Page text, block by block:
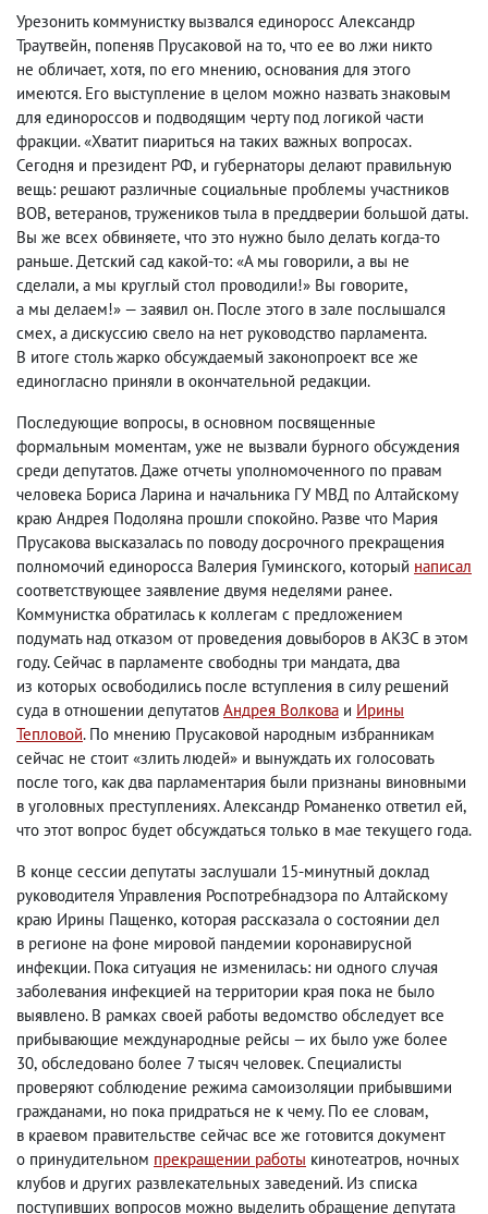
Урезонить коммунистку вызвался единоросс Александр
Траутвейн, попеняв Прусаковой на то, что ее во лжи никто
не обличает, хотя, по его мнению, основания для этого
имеются. Его выступление в целом можно назвать знаковым
для единороссов и подводящим черту под логикой части
фракции. «Хватит пиариться на таких важных вопросах.
Сегодня и президент РФ, и губернаторы делают правильную
вещь: решают различные социальные проблемы участников
ВОВ, ветеранов, тружеников тыла в преддверии большой даты.
Вы же всех обвиняете, что это нужно было делать когда-то
раньше. Детский сад какой-то: «А мы говорили, а вы не
сделали, а мы круглый стол проводили!» Вы говорите,
а мы делаем!» — заявил он. После этого в зале послышался
смех, а дискуссию свело на нет руководство парламента.
В итоге столь жарко обсуждаемый законопроект все же
единогласно приняли в окончательной редакции.
Последующие вопросы, в основном посвященные
формальным моментам, уже не вызвали бурного обсуждения
среди депутатов. Даже отчеты уполномоченного по правам
человека Бориса Ларина и начальника ГУ МВД по Алтайскому
краю Андрея Подоляна прошли спокойно. Разве что Мария
Прусакова высказалась по поводу досрочного прекращения
полномочий единоросса Валерия Гуминского, который написал
соответствующее заявление двумя неделями ранее.
Коммунистка обратилась к коллегам с предложением
подумать над отказом от проведения довыборов в АКЗС в этом
году. Сейчас в парламенте свободны три мандата, два
из которых освободились после вступления в силу решений
суда в отношении депутатов Андрея Волкова и Ирины
Тепловой. По мнению Прусаковой народным избранникам
сейчас не стоит «злить людей» и вынуждать их голосовать
после того, как два парламентария были признаны виновными
в уголовных преступлениях. Александр Романенко ответил ей,
что этот вопрос будет обсуждаться только в мае текущего года.
В конце сессии депутаты заслушали 15-минутный доклад
руководителя Управления Роспотребнадзора по Алтайскому
краю Ирины Пащенко, которая рассказала о состоянии дел
в регионе на фоне мировой пандемии коронавирусной
инфекции. Пока ситуация не изменилась: ни одного случая
заболевания инфекцией на территории края пока не было
выявлено. В рамках своей работы ведомство обследует все
прибывающие международные рейсы — их было уже более
30, обследовано более 7 тысяч человек. Специалисты
проверяют соблюдение режима самоизоляции прибывшими
гражданами, но пока придраться не к чему. По ее словам,
в краевом правительстве сейчас все же готовится документ
о принудительном прекращении работы кинотеатров, ночных
клубов и других развлекательных заведений. Из списка
поступивших вопросов можно выделить обращение депутата